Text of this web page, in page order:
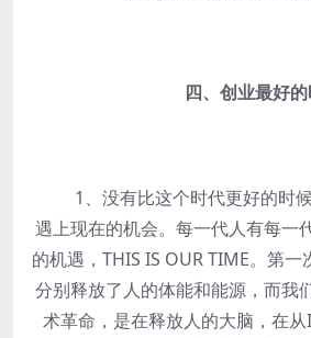
四、创业最好
1、没有比这个时代更好的时
遇上现在的机会。每一代人有每一
的机遇，THIS IS OUR TIME。第
分别释放了人的体能和能源，而我
术革命，是在释放人的大脑，在